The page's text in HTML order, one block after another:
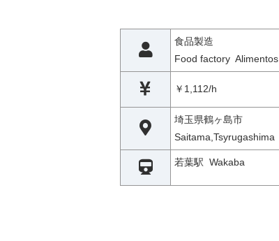
食品製造
Food factory Alimentos
￥1,112/h
埼玉県鶴ヶ島市
Saitama,Tsyrugashima
若葉駅 Wakaba